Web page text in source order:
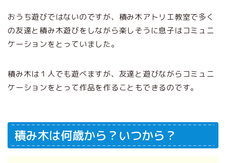
おうち遊びではないのですが、積み木アトリエ教室で多く
の友達と積み木遊びをしながら楽しそうに息子はコミュニ
ケーションをとっていました。
積み木は１人でも遊べますが、友達と遊びながらコミュニ
ケーションをとって作品を作ることもできるのです。
積み木は何歳から？いつから？